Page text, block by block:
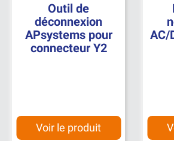
Outil de
déconnexion
APsystems pour
connecteur Y2
Voir le produit
AC/